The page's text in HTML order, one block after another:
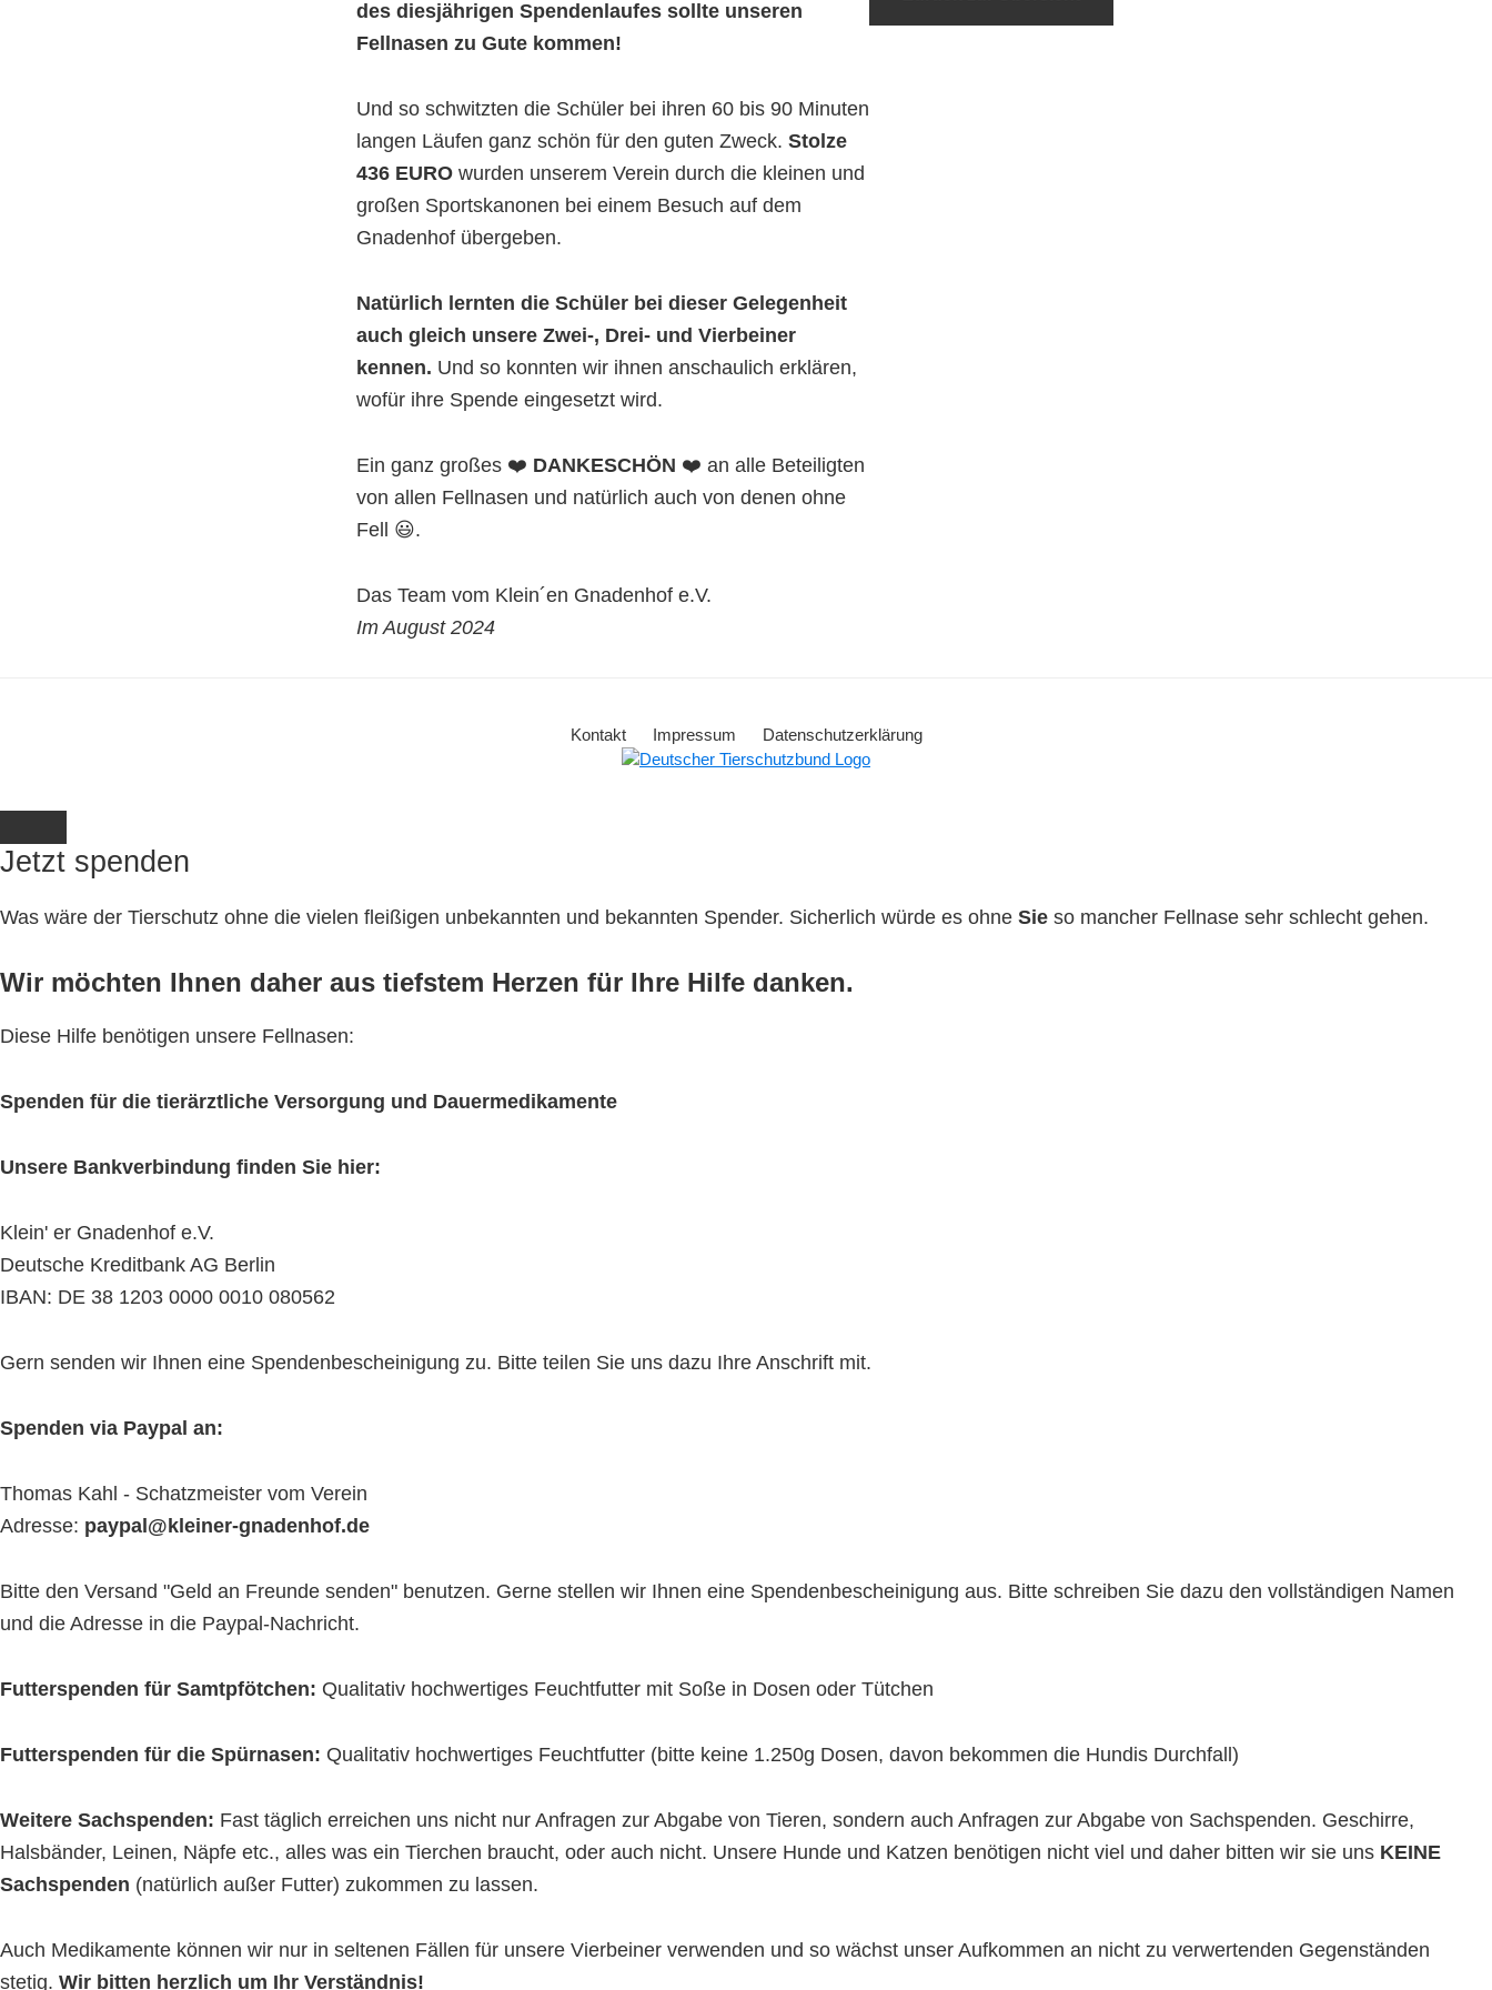
des diesjährigen Spendenlaufes sollte unseren
Fellnasen zu Gute kommen!
Und so schwitzten die Schüler bei ihren 60 bis 90 Minuten
langen Läufen ganz schön für den guten Zweck. Stolze
436 EURO wurden unserem Verein durch die kleinen und
großen Sportskanonen bei einem Besuch auf dem
Gnadenhof übergeben.
Natürlich lernten die Schüler bei dieser Gelegenheit
auch gleich unsere Zwei-, Drei- und Vierbeiner
kennen. Und so konnten wir ihnen anschaulich erklären,
wofür ihre Spende eingesetzt wird.
Ein ganz großes ❤️ DANKESCHÖN ❤️ an alle Beteiligten
von allen Fellnasen und natürlich auch von denen ohne
Fell 😃.
Das Team vom Klein´en Gnadenhof e.V.
Im August 2024
Kontakt Impressum Datenschutzerklärung
Jetzt spenden
Was wäre der Tierschutz ohne die vielen fleißigen unbekannten und bekannten Spender. Sicherlich würde es ohne Sie so mancher Fellnase sehr schlecht gehen.
Wir möchten Ihnen daher aus tiefstem Herzen für Ihre Hilfe danken.
Diese Hilfe benötigen unsere Fellnasen:
Spenden für die tierärztliche Versorgung und Dauermedikamente
Unsere Bankverbindung finden Sie hier:
Klein' er Gnadenhof e.V.
Deutsche Kreditbank AG Berlin
IBAN: DE 38 1203 0000 0010 080562
Gern senden wir Ihnen eine Spendenbescheinigung zu. Bitte teilen Sie uns dazu Ihre Anschrift mit.
Spenden via Paypal an:
Thomas Kahl - Schatzmeister vom Verein
Adresse: paypal@kleiner-gnadenhof.de
Bitte den Versand "Geld an Freunde senden" benutzen. Gerne stellen wir Ihnen eine Spendenbescheinigung aus. Bitte schreiben Sie dazu den vollständigen Namen
und die Adresse in die Paypal-Nachricht.
Futterspenden für Samtpfötchen: Qualitativ hochwertiges Feuchtfutter mit Soße in Dosen oder Tütchen
Futterspenden für die Spürnasen: Qualitativ hochwertiges Feuchtfutter (bitte keine 1.250g Dosen, davon bekommen die Hundis Durchfall)
Weitere Sachspenden: Fast täglich erreichen uns nicht nur Anfragen zur Abgabe von Tieren, sondern auch Anfragen zur Abgabe von Sachspenden. Geschirre,
Halsbänder, Leinen, Näpfe etc., alles was ein Tierchen braucht, oder auch nicht. Unsere Hunde und Katzen benötigen nicht viel und daher bitten wir sie uns KEINE
Sachspenden (natürlich außer Futter) zukommen zu lassen.
Auch Medikamente können wir nur in seltenen Fällen für unsere Vierbeiner verwenden und so wächst unser Aufkommen an nicht zu verwertenden Gegenständen
stetig. Wir bitten herzlich um Ihr Verständnis!